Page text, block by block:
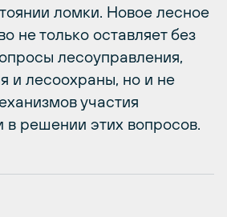
ломки. Новое лесное
не только оставляет без
лесоуправления,
и лесоохраны, но и не
участия
в решении этих вопросов.